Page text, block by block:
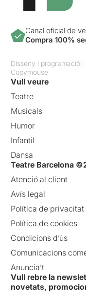
Canal oficial de
Compra 100%
Disseny i programació:
Copymouse
Vull veure
Teatre
Musicals
Humor
Infantil
Dansa
Teatre Barcelona
Atenció al client
Avís legal
Política de privacitat
Política de cookies
Condicions d’ús
Comunicacions
Anuncia’t
Vull rebre la
novetats,